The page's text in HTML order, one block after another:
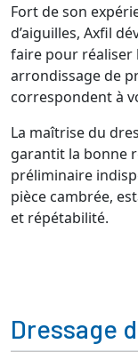
Fort de son
d’aiguilles, Axfil
faire pour réaliser
arrondissage de
correspondent à
La maîtrise du
garantit la bonne
préliminaire
pièce cambrée,
et répétabilité.
Dressage